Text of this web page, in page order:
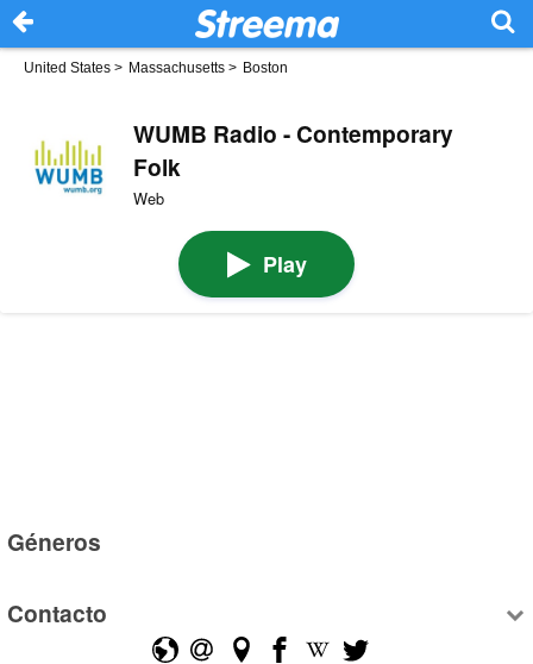
United States > Massachusetts > Boston
WUMB Radio - Contemporary
Folk
Web
Play
Géneros
Contacto